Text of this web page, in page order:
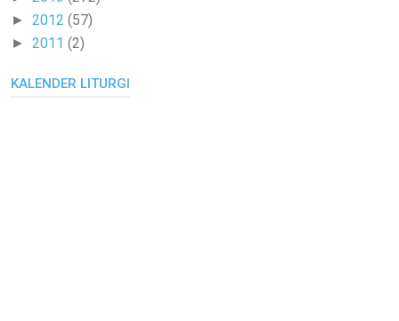
► 2012 (57)
► 2011 (2)
KALENDER LITURGI